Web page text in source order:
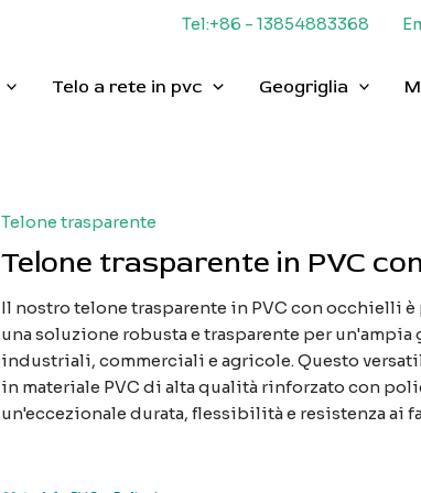
Tel:+86 - 13854883368
Telo a rete in pvc Geogriglia
Telone trasparente
Telone trasparente in PVC
Il nostro telone trasparente in PVC con occhielli
una soluzione robusta e trasparente per
industriali, commerciali e agricole. Questo
in materiale PVC di alta qualità rinforzato con
un'eccezionale durata, flessibilità e resistenza ai